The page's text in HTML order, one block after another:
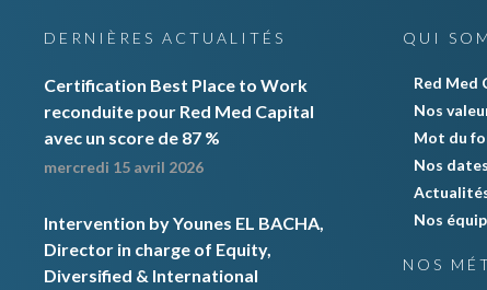
DERNIÈRES ACTUALITÉS
Certification Best Place to Work
reconduite pour Red Med Capital
avec un score de 87 %
mercredi 15 avril 2026
Intervention by Younes EL BACHA,
Director in charge of Equity,
Diversified & International
QUI
Red Med
Nos
Mot du
Nos
Nos
NOS